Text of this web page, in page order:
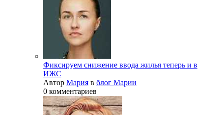
Фиксируем снижение ввода жилья теперь и в
ИЖС
Автор Мария в блог Марии
0 комментариев